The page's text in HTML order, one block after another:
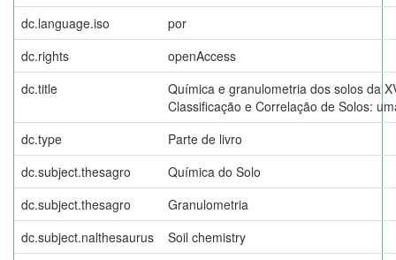
dc.language.iso
por
dc.rights
openAccess
dc.title
Química e granulometria dos solos da
Classificação e Correlação de Solos:
dc.type
Parte de livro
dc.subject.thesagro
Química do Solo
dc.subject.thesagro
Granulometria
dc.subject.nalthesaurus
Soil chemistry